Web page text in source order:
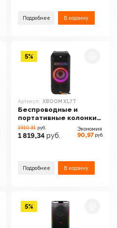
Подробнее В корзину
Артикул: XBOOM XL7T
Беспроводные и
портативные колонки
LG XBOOM XL7T
1910.31 руб.
1 819,34 руб.
Экономия
90,97 руб.
Подробнее В корзину
5%
5%